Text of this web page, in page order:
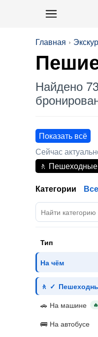
Главная
Найдено
Показать всё
Сейчас
Пешеходные
Категории
Тип
На чём
На машине 🔥
На автобусе